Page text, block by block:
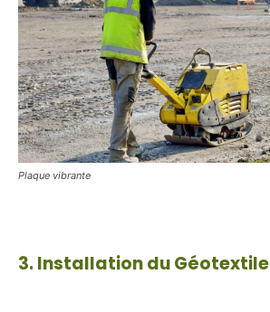
Plaque vibrante
3. Installation du Géotextile